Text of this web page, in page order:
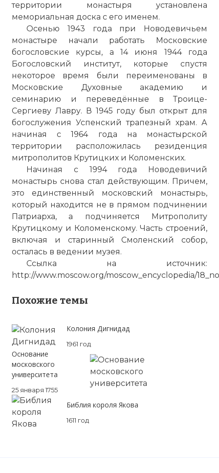
территории монастыря установлена
мемориальная доска с его именем.
Осенью 1943 года при Новодевичьем
монастыре начали работать Московские
богословские курсы, а 14 июня 1944 года
Богословский институт, которые спустя
некоторое время были переименованы в
Московские Духовные академию и
семинарию и переведённые в Троице-
Сергиеву Лавру. В 1945 году был открыт для
богослужения Успенский трапезный храм. А
начиная с 1964 года на монастырской
территории расположилась резиденция
митрополитов Крутицких и Коломенских.
Начиная с 1994 года Новодевичий
монастырь снова стал действующим. Причем,
это единственный московский монастырь,
который находится не в прямом подчинении
Патриарха, а подчиняется Митрополиту
Крутицкому и Коломенскому. Часть строений,
включая и старинный Смоленский собор,
осталась в ведении музея.
Ссылка на источник:
http://www.moscow.org/moscow_encyclopedia/
Похожие темы
Колония Дигнидад
1961 год
Основание
московского
университета
25 января 1755
Библия короля Якова
1611 год